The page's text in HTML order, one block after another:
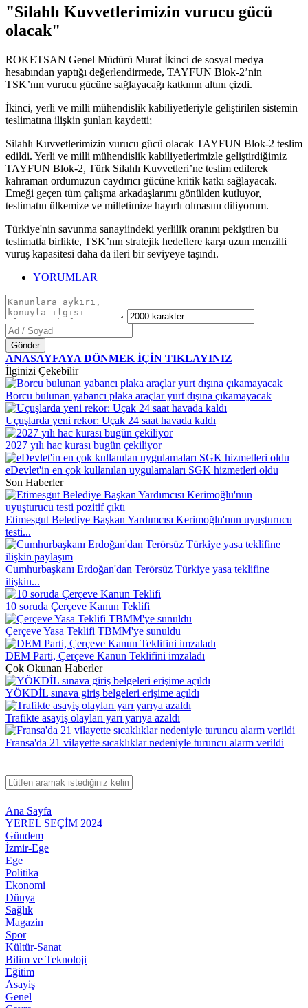
"Silahlı Kuvvetlerimizin vurucu gücü
olacak"
ROKETSAN Genel Müdürü Murat İkinci de sosyal medya
hesabından yaptığı değerlendirmede, TAYFUN Blok-2’nin
TSK’nın vurucu gücüne sağlayacağı katkının altını çizdi.
İkinci, yerli ve milli mühendislik kabiliyetleriyle geliştirilen sistemin
teslimatına ilişkin şunları kaydetti;
Silahlı Kuvvetlerimizin vurucu gücü olacak TAYFUN Blok-2 teslim
edildi. Yerli ve milli mühendislik kabiliyetlerimizle geliştirdiğimiz
TAYFUN Blok-2, Türk Silahlı Kuvvetleri’ne teslim edilerek
kahraman ordumuzun caydırıcı gücüne kritik katkı sağlayacak.
Emeği geçen tüm çalışma arkadaşlarımı gönülden kutluyor,
teslimatın ülkemize ve milletimize hayırlı olmasını diliyorum.
Türkiye'nin savunma sanayiindeki yerlilik oranını pekiştiren bu
teslimatla birlikte, TSK’nın stratejik hedeflere karşı uzun menzilli
vuruş kapasitesi daha da ileri bir seviyeye taşındı.
YORUMLAR
Gönder
ANASAYFAYA DÖNMEK İÇİN TIKLAYINIZ
İlginizi Çekebilir
Borcu bulunan yabancı plaka araçlar yurt dışına çıkamayacak
Uçuşlarda yeni rekor: Uçak 24 saat havada kaldı
2027 yılı hac kurası bugün çekiliyor
eDevlet'in en çok kullanılan uygulamaları SGK hizmetleri oldu
Son Haberler
Etimesgut Belediye Başkan Yardımcısı Kerimoğlu'nun uyuşturucu
testi...
Cumhurbaşkanı Erdoğan'dan Terörsüz Türkiye yasa teklifine
ilişkin...
10 soruda Çerçeve Kanun Teklifi
Çerçeve Yasa Teklifi TBMM'ye sunuldu
DEM Parti, Çerçeve Kanun Teklifini imzaladı
Çok Okunan Haberler
YÖKDİL sınava giriş belgeleri erişime açıldı
Trafikte asayiş olayları yarı yarıya azaldı
Fransa'da 21 vilayette sıcaklıklar nedeniyle turuncu alarm verildi
Ana Sayfa
YEREL SEÇİM 2024
Gündem
İzmir-Ege
Ege
Politika
Ekonomi
Dünya
Sağlık
Magazin
Spor
Kültür-Sanat
Bilim ve Teknoloji
Eğitim
Asayiş
Genel